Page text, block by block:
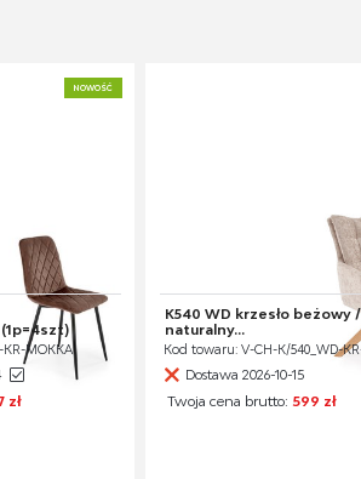
NOWOŚĆ
(1p=4szt)
MOKKA
zł
K540 WD krzesło beżowy /
naturalny...
Kod towaru: V-CH-K/540_WD-
Dostawa 2026-10-15
Twoja cena brutto: 599 zł